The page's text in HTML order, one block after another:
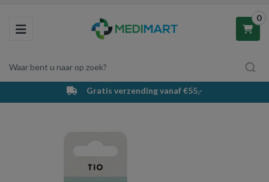
Toggle navigation
Waar bent u naar op zoek?
0
Winkelwagen
Vul hem met producten.
Gratis verzending vanaf €55,-